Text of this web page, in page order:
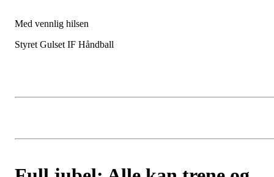
Med vennlig hilsen
Styret Gulset IF Håndball